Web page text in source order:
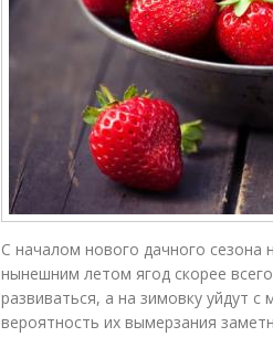
С началом нового дачного сезона
нынешним летом ягод скорее
развиваться, а на зимовку уйдут
вероятность их вымерзания